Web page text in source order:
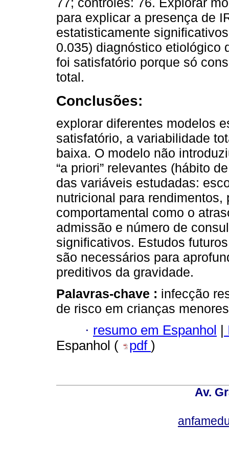
para explicar a presença de
estatisticamente
0.035) diagnóstico etiológico
foi satisfatório porque só
total.
Conclusões:
explorar diferentes modelos
satisfatório, a variabilidade
baixa. O modelo não
“a priori” relevantes (hábito
das variáveis estudadas:
nutricional para rendimentos,
comportamental como o
admissão e número de
significativos. Estudos
são necessários para
preditivos da gravidade.
Palavras-chave : infecção
de risco em crianças
· resumo em Espanhol
Espanhol (
pdf )
Av.